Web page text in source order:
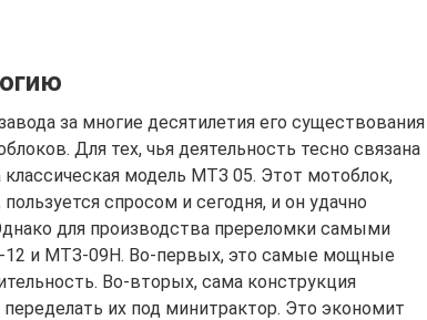
за многие десятилетия его существования
Для тех, чья деятельность тесно связана
модель МТЗ 05. Этот мотоблок,
спросом и сегодня, и он удачно
для производства пререломки самыми
и МТЗ-09Н. Во-первых, это самые мощные
Во-вторых, сама конструкция
их под минитрактор. Это экономит